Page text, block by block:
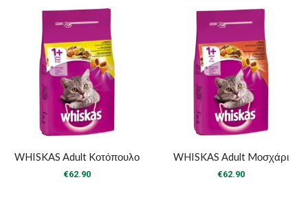
WHISKAS Adult Kοτόπουλο
€62.90
WHISKAS Adult Mοσχάρι
€62.90